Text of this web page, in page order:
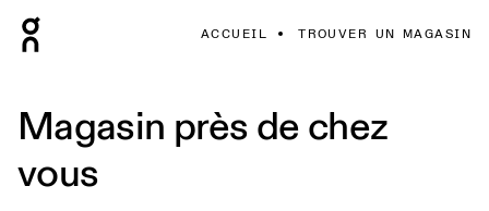
ACCUEIL TROUVER UN MAGASIN
Magasin près de chez
vous